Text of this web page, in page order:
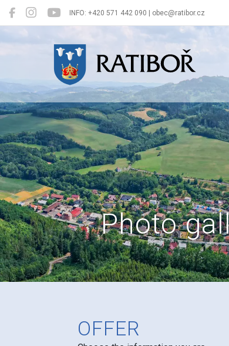
INFO: +420 571 442 090 | obec@ratibor.cz
Ratiboř
Photo
OFFER